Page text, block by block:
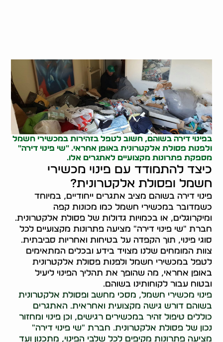
בפינוי דירה בשוהם, חשוב לטפל בזהירות במכשירי חשמל
ולפנות פסולת אלקטרונית באופן אחראי. "שי פינוי דירה"
מספקת פתרונות מקצועיים לאתגרים אלו.
כיצד להתמודד עם פינוי מכשירי
חשמל ופסולת אלקטרונית?
פינוי דירה בשוהם מציב אתגרים ייחודיים, במיוחד
כשמדובר במכשירי חשמל כמו מכונות קפה
ומיקרוגלים, או בכמויות גדולות של פסולת אלקטרונית.
חברת "שי פינוי דירה" מציעה פתרונות מקצועיים לכל
סוגי פינוי, תוך הקפדה על בטיחות ואחריות סביבתית.
צוות המומחים שלנו מצויד בידע ובכלים המתאימים
לטפל במכשירי חשמל ולפנות פסולת אלקטרונית
באופן אחראי, מה שהופך את תהליך הפינוי ליעיל
ובטוח עבור לקוחותינו בשוהם.
פינוי מכשירי חשמל, מסכי מחשב ופסולת אלקטרונית
בשוהם דורש גישה מקצועית ואחראית. האתגרים
כוללים טיפול זהיר במכשירים רגישים, וכן פינוי ומחזור
נכון של פסולת אלקטרונית. חברת "שי פינוי דירה"
מציעה פתרונות מקיפים לכל שלבי הפינוי, מתכנון ועד